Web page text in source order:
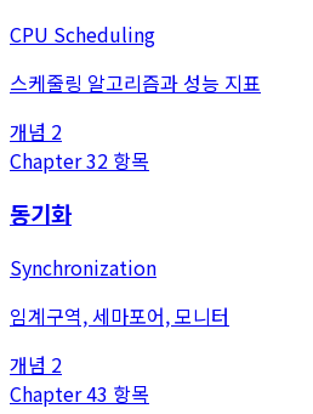
CPU Scheduling
스케줄링 알고리즘과 성능 지표
개념 2
Chapter32 항목
동기화
Synchronization
임계구역, 세마포어, 모니터
개념 2
Chapter43 항목